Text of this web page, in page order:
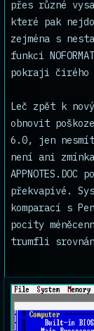
přes různé
které pak
zejména s
funkci
pokraji čirého
Leč zpět k
obnovit
6.0, jen
není ani
překvapivé.
komparací s
pocity
trumfli